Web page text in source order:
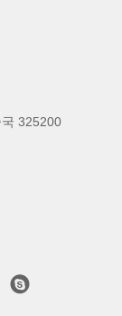
325200